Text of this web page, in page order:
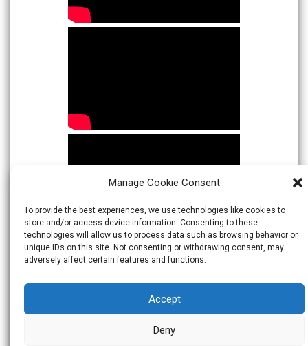
Manage Cookie Consent
To provide the best experiences, we use technologies like cookies to
store and/or access device information. Consenting to these
technologies will allow us to process data such as browsing behavior or
unique IDs on this site. Not consenting or withdrawing consent, may
adversely affect certain features and functions.
Accept
Deny